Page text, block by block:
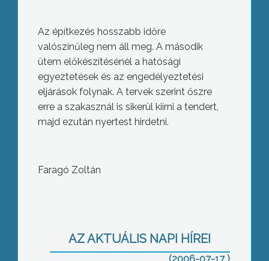
Az építkezés hosszabb időre
valószínűleg nem áll meg. A második
ütem előkészítésénél a hatósági
egyeztetések és az engedélyeztetési
eljárások folynak. A tervek szerint őszre
erre a szakasznál is sikerül kiírni a tendert,
majd ezután nyertest hirdetni.
Faragó Zoltán
AZ AKTUÁLIS NAPI HÍREI
Rossz utak a csatornázás után